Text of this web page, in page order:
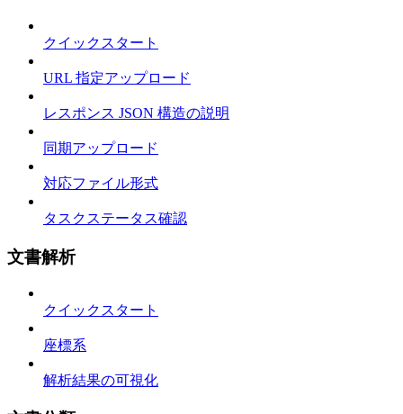
クイックスタート
URL 指定アップロード
レスポンス JSON 構造の説明
同期アップロード
対応ファイル形式
タスクステータス確認
文書解析
クイックスタート
座標系
解析結果の可視化